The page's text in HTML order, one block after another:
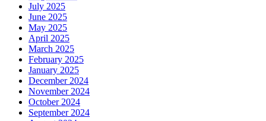
July 2025
June 2025
May 2025
April 2025
March 2025
February 2025
January 2025
December 2024
November 2024
October 2024
September 2024